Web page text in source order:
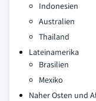
Indonesien
Australien
Thailand
Lateinamerika
Brasilien
Mexiko
Naher Osten und